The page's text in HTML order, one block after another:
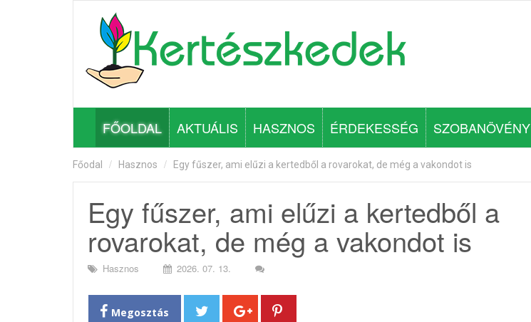
FŐOLDAL AKTUÁLIS HASZNOS ÉRDEKESSÉG SZOBANÖVÉNY
Főodal Hasznos Egy fűszer, ami elűzi a kertedből a rovarokat, de még a vakondot is
Egy fűszer, ami elűzi a kertedből a
rovarokat, de még a vakondot is
Hasznos 2026. 07. 13.
Megosztás